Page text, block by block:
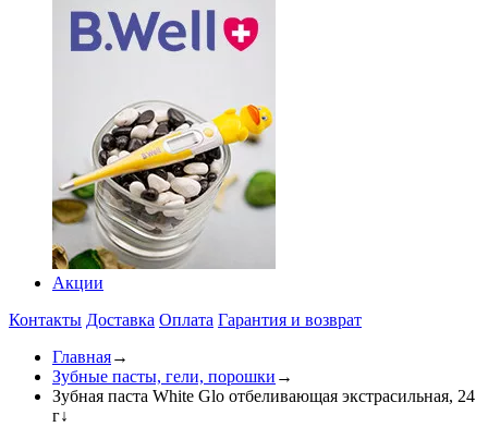
Акции
Контакты Доставка Оплата Гарантия и возврат
Главная→
Зубные пасты, гели, порошки →
Зубная паста White Glo отбеливающая экстрасильная, 24
г↓